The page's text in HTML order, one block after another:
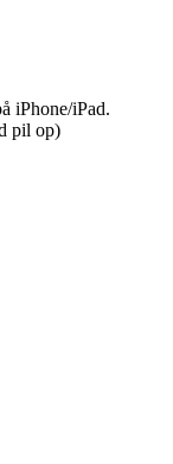
iPhone/iPad.
pil op)